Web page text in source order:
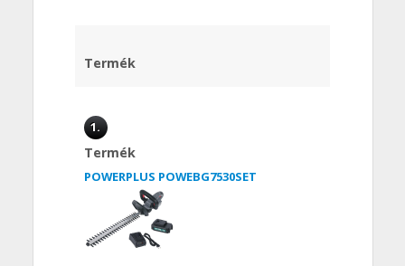
Termék
1.
Termék
POWERPLUS POWEBG7530SET